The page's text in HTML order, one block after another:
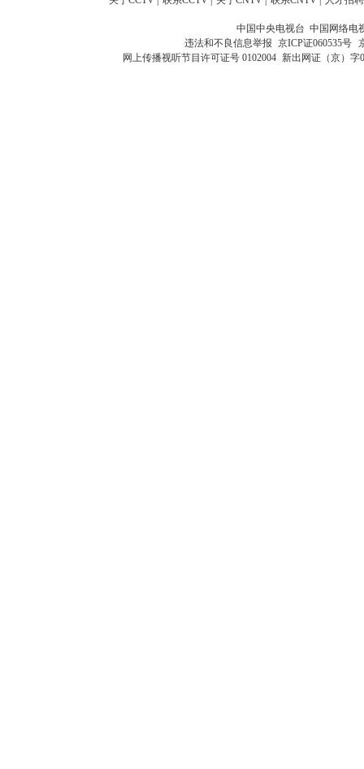
中国中央电视台 中国网络电
违法和不良信息举报 京ICP证060535号
网上传播视听节目许可证号 0102004 新出网证（京）